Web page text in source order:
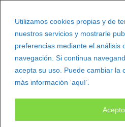
Utilizamos cookies propias y de
nuestros servicios y mostrarle
preferencias mediante el análisis
navegación. Si continua
acepta su uso. Puede cambiar la
más información ‘aquí’.
Acepto